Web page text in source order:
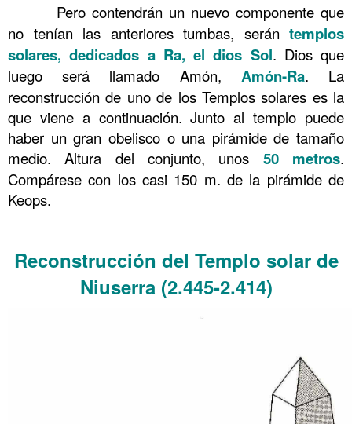
Pero contendrán un nuevo componente que
no tenían las anteriores tumbas, serán templos
solares, dedicados a Ra, el dios Sol. Dios que
luego será llamado Amón, Amón-Ra. La
reconstrucción de uno de los Templos solares es la
que viene a continuación. Junto al templo puede
haber un gran obelisco o una pirámide de tamaño
medio. Altura del conjunto, unos 50 metros.
Compárese con los casi 150 m. de la pirámide de
Keops.
Reconstrucción del Templo solar de
Niuserra (2.445-2.414)